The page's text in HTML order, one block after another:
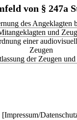
von § 247a
des Angeklagten
und
einer
Zeugen
der Zeugen
[Impressum/